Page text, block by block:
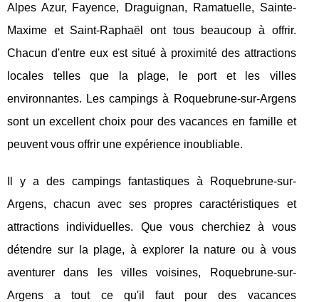
Alpes Azur, Fayence, Draguignan, Ramatuelle, Sainte-
Maxime et Saint-Raphaël ont tous beaucoup à offrir.
Chacun d'entre eux est situé à proximité des attractions
locales telles que la plage, le port et les villes
environnantes. Les campings à Roquebrune-sur-Argens
sont un excellent choix pour des vacances en famille et
peuvent vous offrir une expérience inoubliable.
Il y a des campings fantastiques à Roquebrune-sur-
Argens, chacun avec ses propres caractéristiques et
attractions individuelles. Que vous cherchiez à vous
détendre sur la plage, à explorer la nature ou à vous
aventurer dans les villes voisines, Roquebrune-sur-
Argens a tout ce qu'il faut pour des vacances